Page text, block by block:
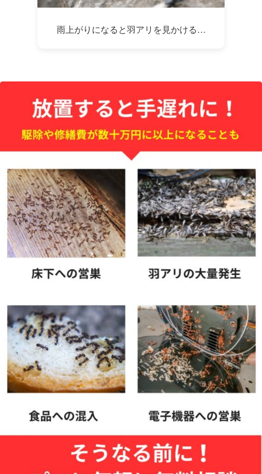
雨上がりになると羽アリを見かける…